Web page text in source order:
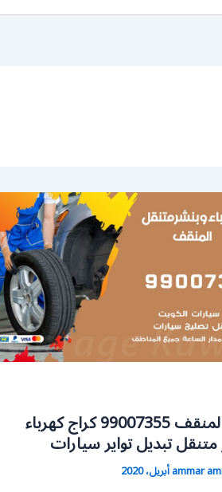
بنشر المنقف 99007355 كراج كهرباء
تبديل تواير سيارات
ammar